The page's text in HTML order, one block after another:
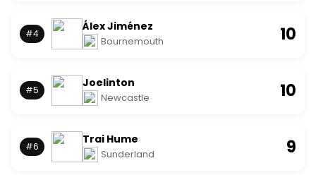
#4
Álex Jiménez
Bournemouth 10
#5
Joelinton
Newcastle 10
#6
Trai Hume
Sunderland 9